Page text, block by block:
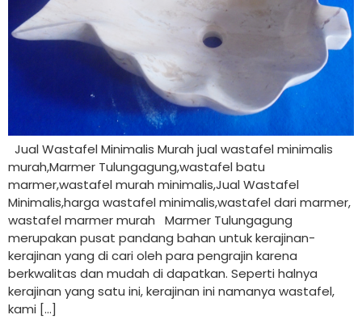
Jual Wastafel Minimalis Murah jual wastafel minimalis
murah,Marmer Tulungagung,wastafel batu
marmer,wastafel murah minimalis,Jual Wastafel
Minimalis,harga wastafel minimalis,wastafel dari marmer,
wastafel marmer murah Marmer Tulungagung
merupakan pusat pandang bahan untuk kerajinan-
kerajinan yang di cari oleh para pengrajin karena
berkwalitas dan mudah di dapatkan. Seperti halnya
kerajinan yang satu ini, kerajinan ini namanya wastafel,
kami […]